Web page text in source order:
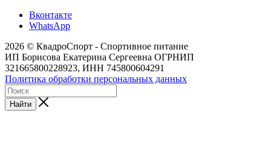
Вконтакте
WhatsApp
2026 © КвадроСпорт - Спортивное питание
ИП Борисова Екатерина Сергеевна ОГРНИП
321665800228923, ИНН 745800604291
Политика обработки персональных данных
Найти